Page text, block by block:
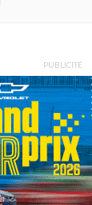
PUBLICITÉ